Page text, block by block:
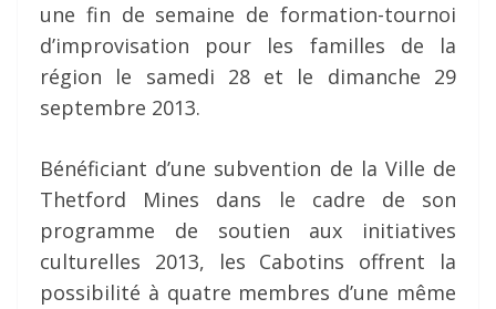
une fin de semaine de formation-tournoi
d’improvisation pour les familles de la
région le samedi 28 et le dimanche 29
septembre 2013.
Bénéficiant d’une subvention de la Ville de
Thetford Mines dans le cadre de son
programme de soutien aux initiatives
culturelles 2013, les Cabotins offrent la
possibilité à quatre membres d’une même